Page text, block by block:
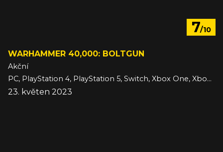
7/10
WARHAMMER 40,000: BOLTGUN
Akční
PC, PlayStation 4, PlayStation 5, Switch, Xbox One, Xbox Series
23. květen 2023